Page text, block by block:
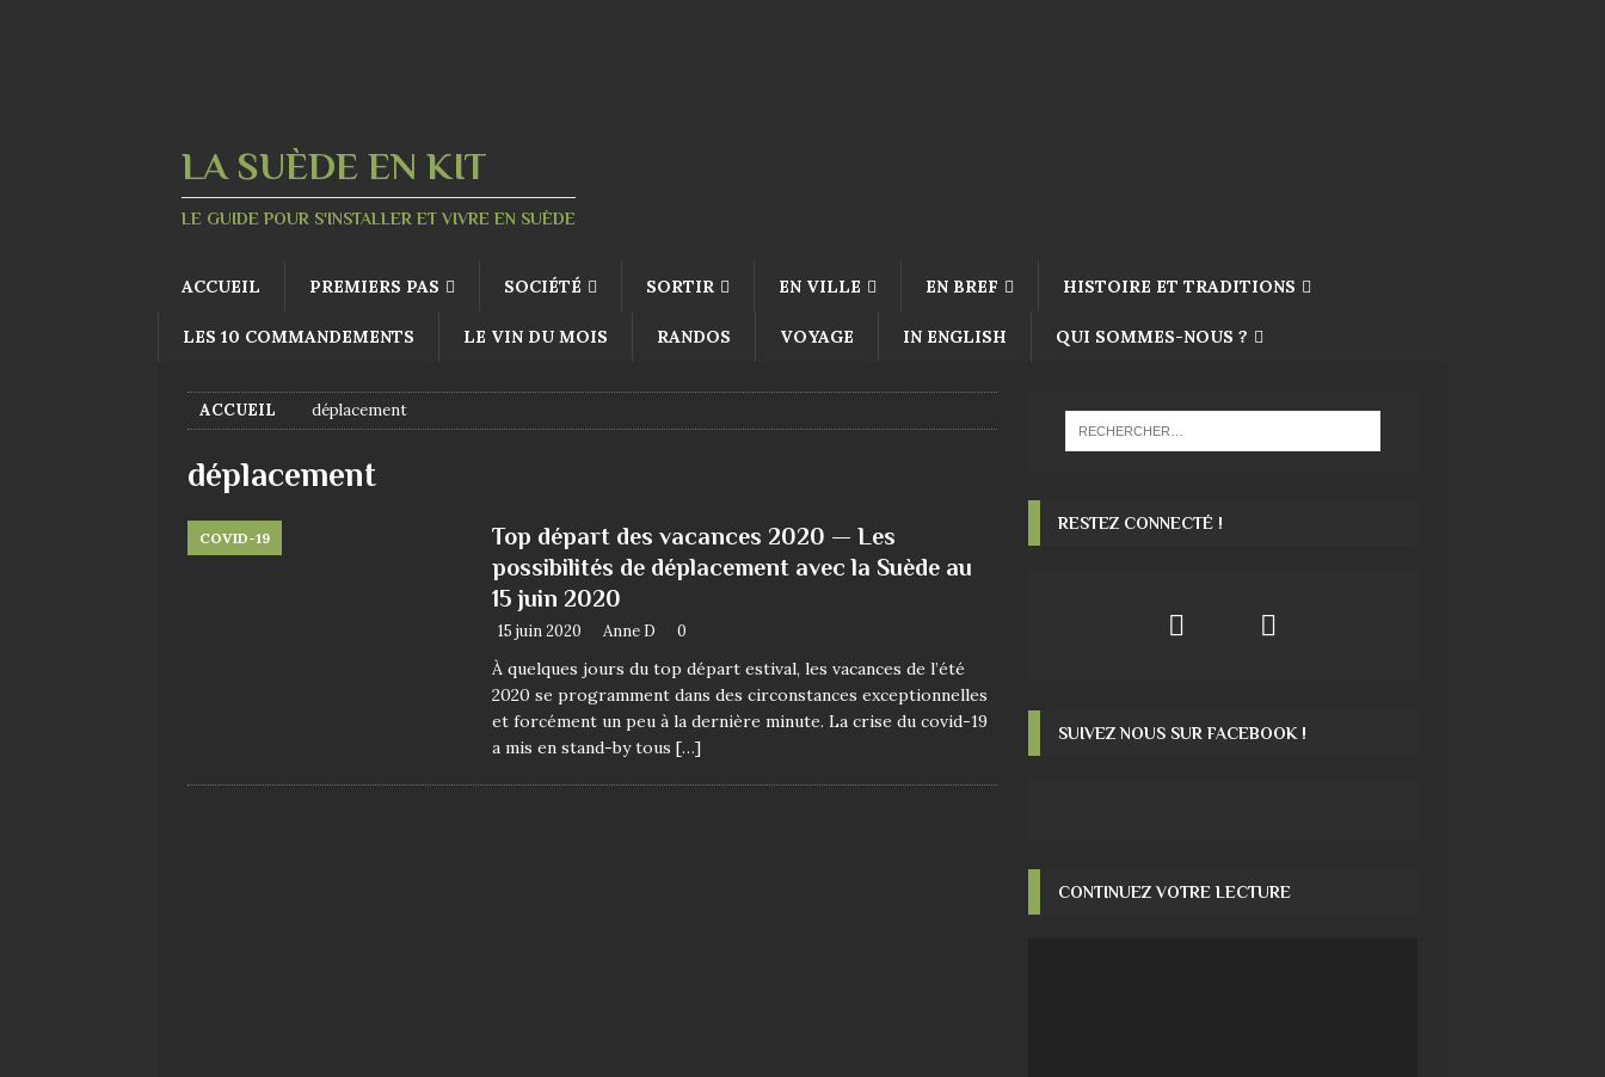
LA SUÈDE EN KIT
LE GUIDE POUR S'INSTALLER ET VIVRE EN SUÈDE
ACCUEIL PREMIERS PAS SOCIÉTÉ SORTIR EN VILLE EN BREF HISTOIRE ET TRADITIONS
LES 10 COMMANDEMENTS LE VIN DU MOIS RANDOS VOYAGE IN ENGLISH QUI SOMMES-NOUS ?
ACCUEIL déplacement
déplacement
COVID-19
Top départ des vacances 2020 — Les
possibilités de déplacement avec la Suède au
15 juin 2020
15 juin 2020 Anne D 0
À quelques jours du top départ estival, les vacances de l’été
2020 se programment dans des circonstances exceptionnelles
et forcément un peu à la dernière minute. La crise du covid-19
a mis en stand-by tous […]
RESTEZ CONNECTÉ !
SUIVEZ NOUS SUR FACEBOOK !
CONTINUEZ VOTRE LECTURE